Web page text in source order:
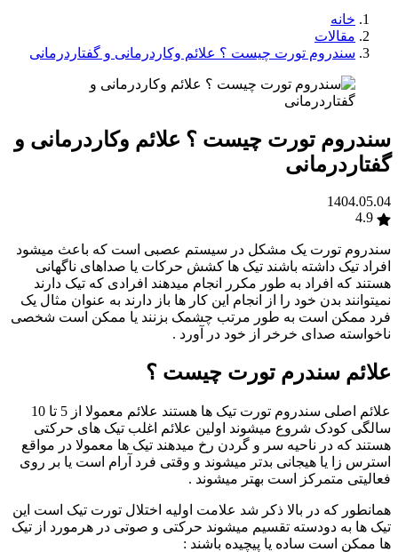
خانه
مقالات
سندروم تورت چیست ؟ علائم وکاردرمانی و گفتاردرمانی
سندروم تورت چیست ؟ علائم وکاردرمانی و
گفتاردرمانی
1404.05.04
4.9
سندروم تورت یک مشکل در سیستم عصبی است که باعث میشود
افراد تیک داشته باشند تیک ها کشش حرکات یا صداهای ناگهانی
هستند که افراد به طور مکرر انجام میدهند افرادی که تیک دارند
نمیتوانند بدن خود را از انجام این کار ها باز دارند به عنوان مثال یک
فرد ممکن است به طور مرتب چشمک بزنند یا ممکن است شخصی
ناخواسته صدای خرخر از خود در آورد .
علائم سندرم تورت چیست ؟
علائم اصلی سندروم تورت تیک ها هستند علائم معمولا از 5 تا 10
سالگی کودک شروع میشوند اولین علائم اغلب تیک های حرکتی
هستند که در ناحیه سر و گردن رخ میدهند تیک ها معمولا در مواقع
استرس زا یا هیجانی بدتر میشوند و وقتی فرد آرام است یا بر روی
فعالیتی متمرکز است بهتر میشوند .
همانطور که در بالا ذکر شد علامت اولیه اختلال تورت تیک است این
تیک ها به دودسته تقسیم میشوند حرکتی و صوتی در هرمورد از تیک
ها ممکن است ساده یا پیچیده باشند :